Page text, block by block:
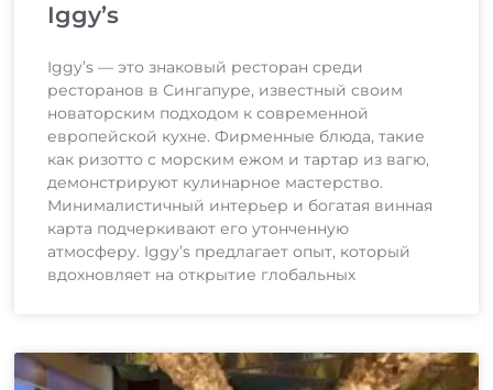
Iggy’s
Iggy’s — это знаковый ресторан среди
ресторанов в Сингапуре, известный своим
новаторским подходом к современной
европейской кухне. Фирменные блюда, такие
как ризотто с морским ежом и тартар из вагю,
демонстрируют кулинарное мастерство.
Минималистичный интерьер и богатая винная
карта подчеркивают его утонченную
атмосферу. Iggy’s предлагает опыт, который
вдохновляет на открытие глобальных